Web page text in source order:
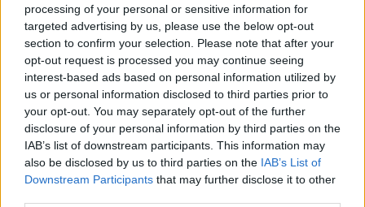
processing of your personal or sensitive information for
targeted advertising by us, please use the below opt-out
section to confirm your selection. Please note that after your
opt-out request is processed you may continue seeing
interest-based ads based on personal information utilized by
us or personal information disclosed to third parties prior to
your opt-out. You may separately opt-out of the further
disclosure of your personal information by third parties on the
IAB’s list of downstream participants. This information may
also be disclosed by us to third parties on the IAB’s List of
Downstream Participants that may further disclose it to other
con la intención de que esas molestias no fueran a más.
Retirada que preocupa de cara a Roland Garros y que
llega justo en el momento en el que el romana
empezaba a levantar el vuelo.